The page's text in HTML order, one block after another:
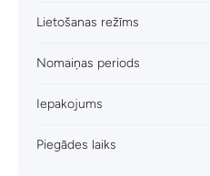
Lietošanas režīms
Nomaiņas periods
Iepakojums
Piegādes laiks